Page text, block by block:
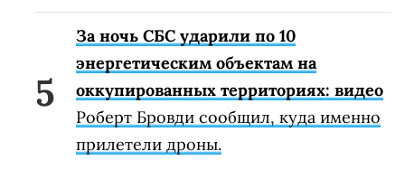
За ночь СБС ударили по 10
энергетическим объектам на
оккупированных территориях: видео
Роберт Бровди сообщил, куда именно
прилетели дроны.